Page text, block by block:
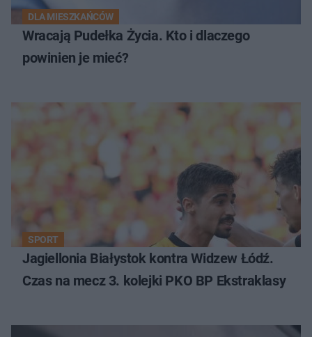
DLA MIESZKAŃCÓW
Wracają Pudełka Życia. Kto i dlaczego
powinien je mieć?
SPORT
Jagiellonia Białystok kontra Widzew Łódź.
Czas na mecz 3. kolejki PKO BP Ekstraklasy